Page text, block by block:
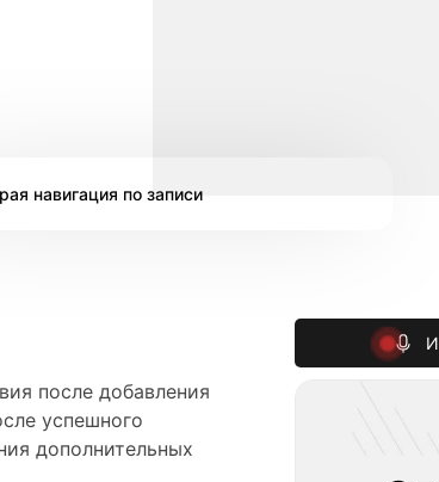
навигация по записи
после добавления
успешного
дополнительных